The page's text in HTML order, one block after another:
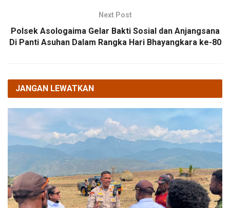
Next Post
Polsek Asologaima Gelar Bakti Sosial dan Anjangsana
Di Panti Asuhan Dalam Rangka Hari Bhayangkara ke-80
JANGAN LEWATKAN